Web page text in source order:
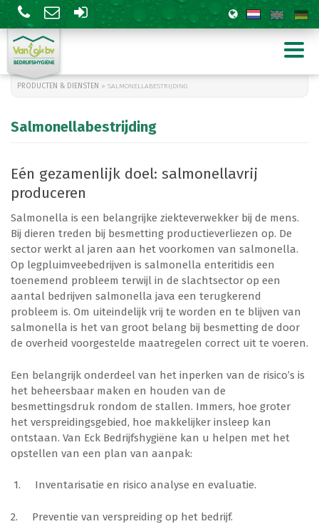
Tuinbouw
Levensmiddelen
Agrarisch
Overheid en gebouwen
Zwarte rat
Wespenbestrijding
Silica
Glastuinbouw
Agrarisch Levensmiddelen
Inschrijven IPM KBA cursus
PRODUCTEN & DIENSTEN » SALMONELLABESTRIJDING
Salmonellabestrijding
Eén gezamenlijk doel: salmonellavrij
produceren
Salmonella is een belangrijke ziekteverwekker bij de mens.
Bij dieren treden bij besmetting productieverliezen op. De
sector werkt al jaren aan het voorkomen van salmonella.
Op legpluimveebedrijven is salmonella enteritidis een
toenemend probleem terwijl in de slachtsector op een
aantal bedrijven salmonella java een terugkerend
probleem is. Om uiteindelijk vrij te worden en te blijven van
salmonella is het van groot belang bij besmetting de door
de overheid voorgestelde maatregelen correct uit te voeren.
Een belangrijk onderdeel van het inperken van de risico’s is
het beheersbaar maken en houden van de
besmettingsdruk rondom de stallen. Immers, hoe groter
het verspreidingsgebied, hoe makkelijker insleep kan
ontstaan. Van Eck Bedrijfshygiëne kan u helpen met het
opstellen van een plan van aanpak:
1. Inventarisatie en risico analyse en evaluatie.
2. Preventie van verspreiding op het bedrijf.